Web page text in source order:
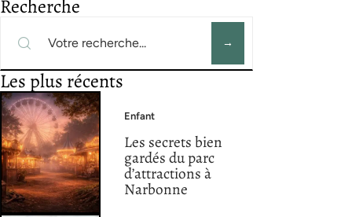
Recherche
Les plus récents
Enfant
Les secrets bien
gardés du parc
d’attractions à
Narbonne